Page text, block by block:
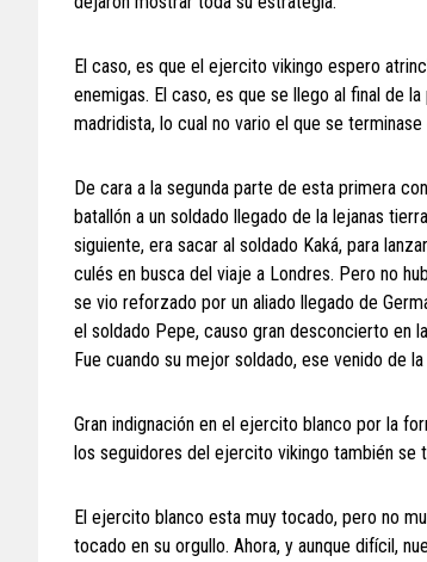
El caso, es que el ejercito vikingo espero
enemigas. El caso, es que se llego al final de
madridista, lo cual no vario el que se terminase
De cara a la segunda parte de esta primera
batallón a un soldado llegado de la lejanas
siguiente, era sacar al soldado Kaká, para
culés en busca del viaje a Londres. Pero no
se vio reforzado por un aliado llegado de
el soldado Pepe, causo gran desconcierto en
Fue cuando su mejor soldado, ese venido de
Gran indignación en el ejercito blanco por la
los seguidores del ejercito vikingo también se
El ejercito blanco esta muy tocado, pero no
tocado en su orgullo. Ahora, y aunque difícil,